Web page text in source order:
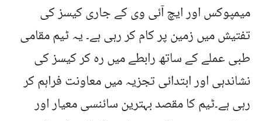
میمپوکس اور ایچ آئی وی کے جاری کیسز کی
تفتیش میں زمین پر کام کر رہی ہے۔ یہ ٹیم مقامی
طبی عملے کے ساتھ رابطے میں رہ کر کیسز کی
نشاندہی اور ابتدائی تجزیہ میں معاونت فراہم کر
رہی ہے۔ٹیم کا مقصد بہترین سائنسی معیار اور